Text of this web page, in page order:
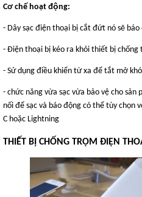
Cơ chế hoạt động:
- Dây sạc điện thoại bị cắt đứt nó sẽ báo
- Điện thoại bị kéo ra khỏi thiết bị chống
- Sử dụng điều khiển từ xa để tắt mở
- chức năng vừa sạc vừa bảo vệ cho
nối để sạc và báo động có thể tùy chọn
C hoặc Lightning
THIẾT BỊ CHỐNG TRỘM ĐIỆN